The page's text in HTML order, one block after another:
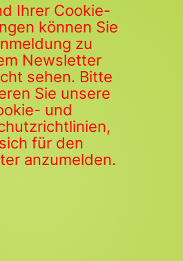
Ihrer Cookie-
können Sie
zu
Newsletter
sehen. Bitte
Sie unsere
und
für den
anzumelden.